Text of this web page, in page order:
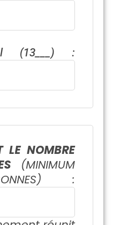
(13___) :
LE NOMBRE
(MINIMUM
: